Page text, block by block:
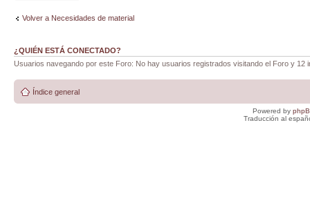
Volver a Necesidades de material
¿QUIÉN ESTÁ CONECTADO?
Usuarios navegando por este Foro: No hay usuarios registrados visitando el Foro y 12
Índice general
Powered by
Traducción al